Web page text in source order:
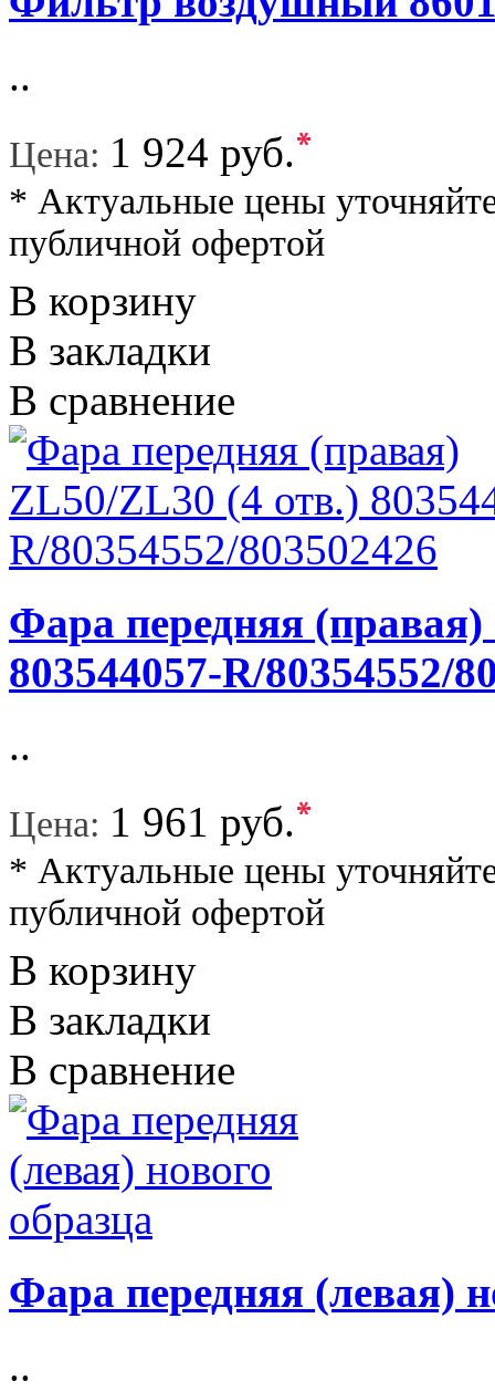
..
Цена: 1 924 руб.*
* Актуальные цены
публичной офертой
В корзину
В закладки
В сравнение
Фара передняя
803544057-R/80354552/
..
Цена: 1 961 руб.*
* Актуальные цены
публичной офертой
В корзину
В закладки
В сравнение
Фара передняя (левая)
..